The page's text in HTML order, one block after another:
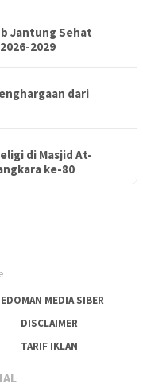
Jantung Sehat
2029
dari
di Masjid At-
ke-80
2 Merauke Siapkan
MEDIA SIBER
DISCLAIMER
TARIF IKLAN